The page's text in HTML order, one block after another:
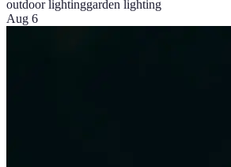
outdoor lightinggarden lighting
Aug 6